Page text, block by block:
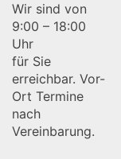
Wir sind von
9:00 – 18:00
Uhr
für Sie
erreichbar. Vor-
Ort Termine
nach
Vereinbarung.